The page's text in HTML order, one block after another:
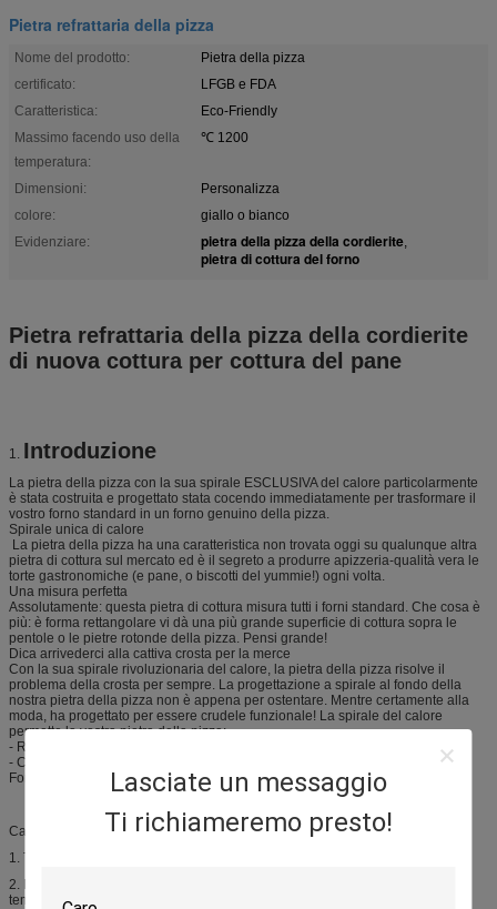
Lasciate un messaggio
Ti richiameremo presto!
Pietra refrattaria della pizza
Nome del prodotto:
Pietra della pizza
certificato:
LFGB e FDA
Caratteristica:
Eco-Friendly
Massimo facendo uso della
temperatura:
℃ 1200
Dimensioni:
Personalizza
colore:
giallo o bianco
Evidenziare:
pietra della pizza della cordierite,
pietra di cottura del forno
Pietra refrattaria della pizza della cordierite
di nuova cottura per cottura del pane
1. Introduzione
La pietra della pizza con la sua spirale ESCLUSIVA del calore particolarmente
è stata costruita e progettato stata cocendo immediatamente per trasformare il
vostro forno standard in un forno genuino della pizza.
Spirale unica di calore
La pietra della pizza ha una caratteristica non trovata oggi su qualunque altra
pietra di cottura sul mercato ed è il segreto a produrre apizzeria-qualità vera le
torte gastronomiche (e pane, o biscotti del yummie!) ogni volta.
Una misura perfetta
Assolutamente: questa pietra di cottura misura tutti i forni standard. Che cosa è
più: è forma rettangolare vi dà una più grande superficie di cottura sopra le
pentole o le pietre rotonde della pizza. Pensi grande!
Dica arrivederci alla cattiva crosta per la merce
Con la sua spirale rivoluzionaria del calore, la pietra della pizza risolve il
problema della crosta per sempre. La progettazione a spirale al fondo della
nostra pietra della pizza non è appena per ostentare. Mentre certamente alla
moda, ha progettato per essere crudele funzionale! La spirale del calore
permette la vostra pietra della pizza:
- Riscaldi più velocemente della pietra media della pizza
- Conservi il più calore nel centro della pietra della pizza
Forno, BBQ o griglia: La vostra scelta
Cautela:
1. Tratti sempre una pietra calda della pizza con i guanti del forno.
2. Ricordi che la pietra della pizza conserva il calore per i lungi periodi di
tempo.